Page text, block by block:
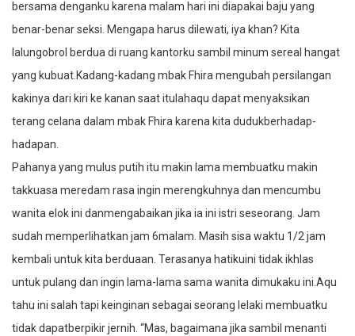
bersama denganku karena malam hari ini diapakai baju yang
benar-benar seksi. Mengapa harus dilewati, iya khan? Kita
lalungobrol berdua di ruang kantorku sambil minum sereal hangat
yang kubuat.Kadang-kadang mbak Fhira mengubah persilangan
kakinya dari kiri ke kanan saat itulahaqu dapat menyaksikan
terang celana dalam mbak Fhira karena kita dudukberhadap-
hadapan.
Pahanya yang mulus putih itu makin lama membuatku makin
takkuasa meredam rasa ingin merengkuhnya dan mencumbu
wanita elok ini danmengabaikan jika ia ini istri seseorang. Jam
sudah memperlihatkan jam 6malam. Masih sisa waktu 1/2 jam
kembali untuk kita berduaan. Terasanya hatikuini tidak ikhlas
untuk pulang dan ingin lama-lama sama wanita dimukaku ini.Aqu
tahu ini salah tapi keinginan sebagai seorang lelaki membuatku
tidak dapatberpikir jernih. “Mas, bagaimana jika sambil menanti